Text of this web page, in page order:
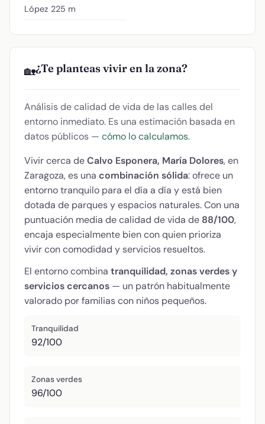
López 225 m
🏡¿Te planteas vivir en la zona?
Análisis de calidad de vida de las calles del
entorno inmediato. Es una estimación basada en
datos públicos — cómo lo calculamos.
Vivir cerca deCalvo Esponera, María Dolores, en
Zaragoza, es una combinación sólida: ofrece un
entorno tranquilo para el día a día y está bien
dotada de parques y espacios naturales. Con una
puntuación media de calidad de vida de 88/100,
encaja especialmente bien con quien prioriza
vivir con comodidad y servicios resueltos.
El entorno combina tranquilidad, zonas verdes y
servicios cercanos — un patrón habitualmente
valorado por familias con niños pequeños.
Tranquilidad
92/100
Zonas verdes
96/100